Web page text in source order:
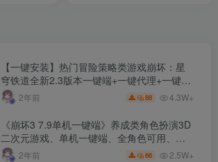
【一键安装】热门冒险策略类游戏崩坏：星
穹铁道全新2.3版本一键端+一键代理+一键启
动+免虚拟机
2年前 88 4.3W+
《崩坏3 7.9单机一键端》养成类角色扮演3D
二次元游戏、单机一键端、全角色可用、无
限资源、附带保姆级安装教程
2年前 66 2.5W+